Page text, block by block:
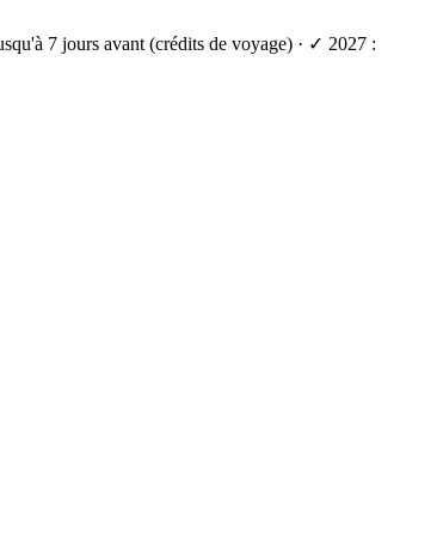
7 jours avant (crédits de voyage) · ✓ 2027 :